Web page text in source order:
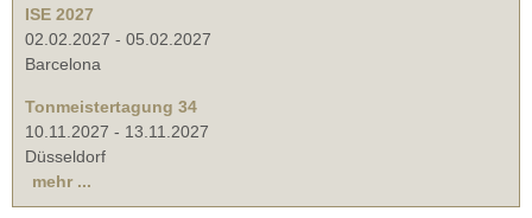
ISE 2027
02.02.2027 - 05.02.2027
Barcelona
Tonmeistertagung 34
10.11.2027 - 13.11.2027
Düsseldorf
mehr ...